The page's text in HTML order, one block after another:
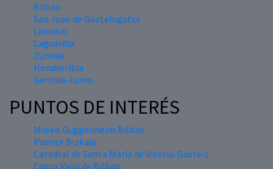
Bilbao
San Juan de Gaztelugatxe
Lekeitio
Laguardia
Zumaia
Hondarribia
Gernika-Lumo
PUNTOS DE INTERÉS
Museo Guggenheim Bilbao
Puente Bizkaia
Catedral de Santa María de Vitoria-Gasteiz
Casco Viejo de Bilbao